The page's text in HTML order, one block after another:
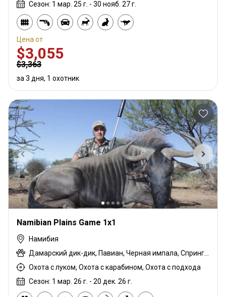
Сезон: 1 мар. 25 г. - 30 нояб. 27 г.
Цена от
$3,055
$3,363
за 3 дня, 1 охотник
Namibian Plains Game 1x1
Намибия
Охота с луком, Охота с карабином, Охота с подхода
Сезон: 1 мар. 26 г. - 20 дек. 26 г.